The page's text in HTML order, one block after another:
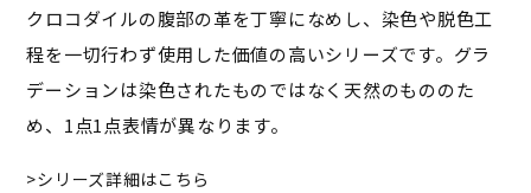
クロコダイルの腹部の革を丁寧になめし、染色や脱色工
程を一切行わず使用した価値の高いシリーズです。グラ
デーションは染色されたものではなく天然のもののた
め、1点1点表情が異なります。
シリーズ詳細はこちら